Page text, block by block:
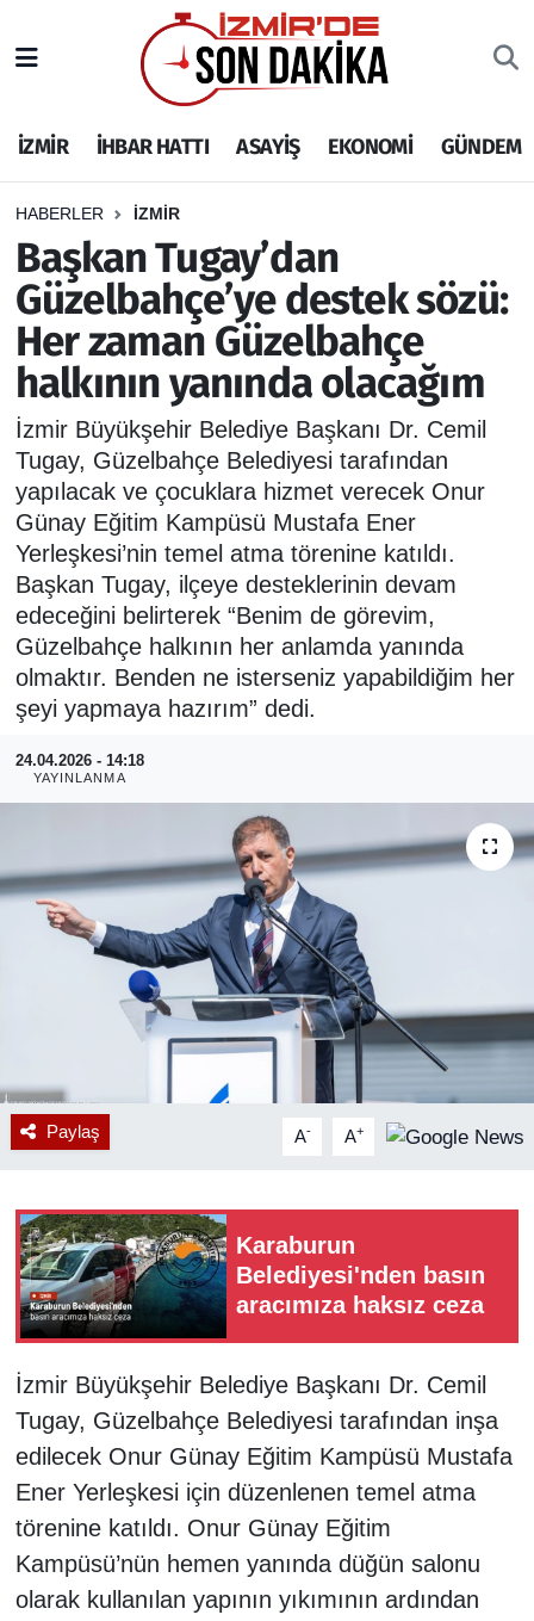
İZMİR İHBAR HATTI ASAYİŞ EKONOMİ GÜNDEM
HABERLER İZMİR
Başkan Tugay’dan
Güzelbahçe’ye destek sözü:
Her zaman Güzelbahçe
halkının yanında olacağım
İzmir Büyükşehir Belediye Başkanı Dr. Cemil
Tugay, Güzelbahçe Belediyesi tarafından
yapılacak ve çocuklara hizmet verecek Onur
Günay Eğitim Kampüsü Mustafa Ener
Yerleşkesi’nin temel atma törenine katıldı.
Başkan Tugay, ilçeye desteklerinin devam
edeceğini belirterek “Benim de görevim,
Güzelbahçe halkının her anlamda yanında
olmaktır. Benden ne isterseniz yapabildiğim her
şeyi yapmaya hazırım” dedi.
24.04.2026 - 14:18
YAYINLANMA
Paylaş A- A+
Karaburun
Belediyesi'nden basın
aracımıza haksız ceza
İzmir Büyükşehir Belediye Başkanı Dr. Cemil
Tugay, Güzelbahçe Belediyesi tarafından inşa
edilecek Onur Günay Eğitim Kampüsü Mustafa
Ener Yerleşkesi için düzenlenen temel atma
törenine katıldı. Onur Günay Eğitim
Kampüsü’nün hemen yanında düğün salonu
olarak kullanılan yapının yıkımının ardından
İHBAR HATTI
DEPREM
GENEL
EKONOMİ
SİYASET
SPOR
ASAYİŞ
RESMİ REKLAM
İzmir Nöbetçi Eczaneler
İzmir Hava Durumu
İzmir Namaz Vakitleri
İzmir Trafik Yoğunluk Haritası
Puan Durumu ve Fikstür
Tüm Manşetler
Son Dakika Haberleri
Haber Arşivi